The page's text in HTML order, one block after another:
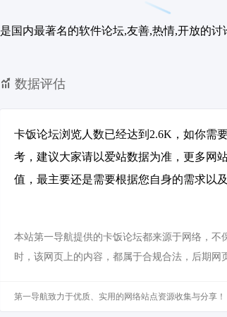
是国内最著名的软件论坛,友善,热情,开放的
数据评估
卡饭论坛浏览人数已经达到2.6K，如你需
考，建议大家请以爱站数据为准，更多网
值，最主要还是需要根据您自身的需求以
本站第一导航提供的卡饭论坛都来源于网络，不
时，该网页上的内容，都属于合规合法，后期网
第一导航致力于优质、实用的网络站点资源收集与分享！